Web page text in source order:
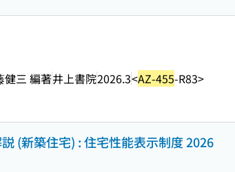
健三 編著井上書院2026.3<AZ-455-R83>
(新築住宅) : 住宅性能表示制度 2026